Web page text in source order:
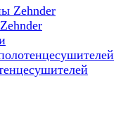
Zehnder